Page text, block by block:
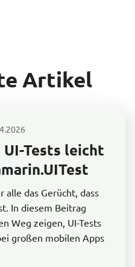
Artikel
Tests leicht
alle das Gerücht, dass
In diesem Beitrag
Weg zeigen, UI-Tests
großen mobilen Apps